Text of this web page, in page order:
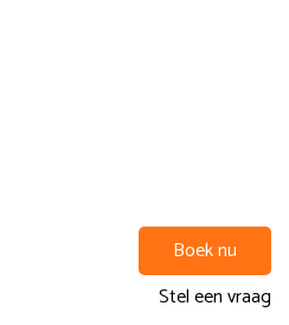
Boek nu
Stel een vraag